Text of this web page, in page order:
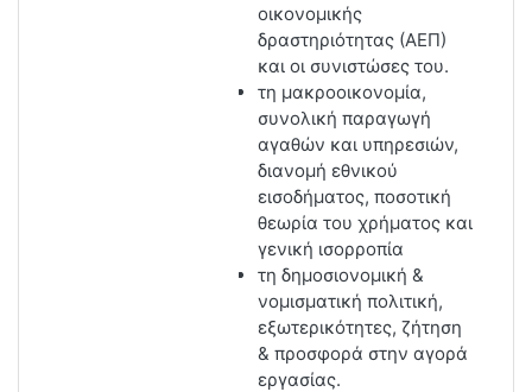
οικονομικής
δραστηριότητας (ΑΕΠ)
και οι συνιστώσες του.
τη μακροοικονομία,
συνολική παραγωγή
αγαθών και υπηρεσιών,
διανομή εθνικού
εισοδήματος, ποσοτική
θεωρία του χρήματος και
γενική ισορροπία
τη δημοσιονομική &
νομισματική πολιτική,
εξωτερικότητες, ζήτηση
& προσφορά στην αγορά
εργασίας.